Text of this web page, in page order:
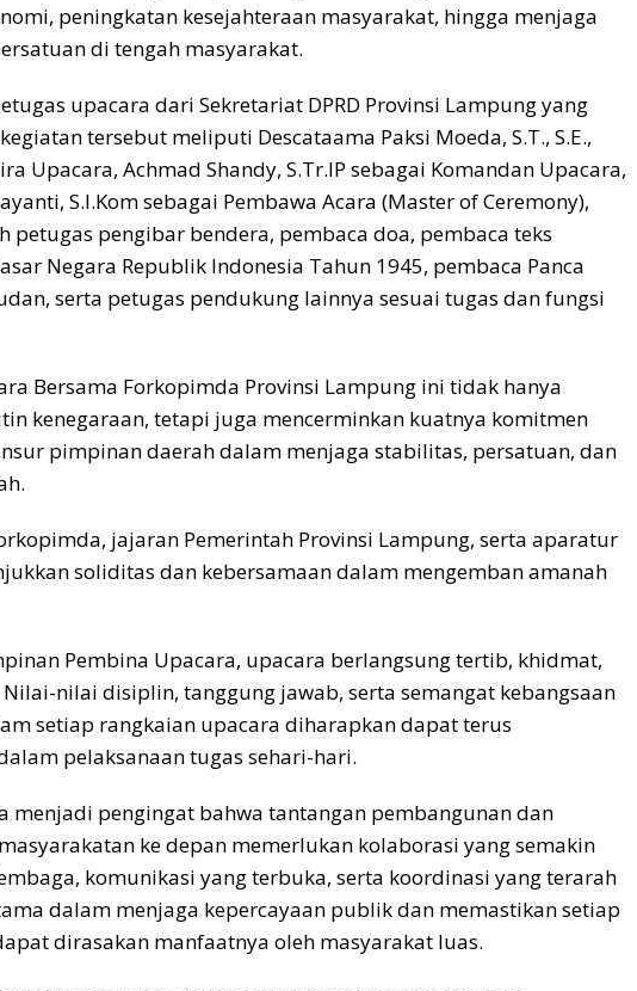
peningkatan kesejahteraan masyarakat, hingga menjaga
di tengah masyarakat.
upacara dari Sekretariat DPRD Provinsi Lampung yang
tersebut meliputi Descataama Paksi Moeda, S.T., S.E.,
Upacara, Achmad Shandy, S.Tr.IP sebagai Komandan Upacara,
S.I.Kom sebagai Pembawa Acara (Master of Ceremony),
petugas pengibar bendera, pembaca doa, pembaca teks
Negara Republik Indonesia Tahun 1945, pembaca Panca
serta petugas pendukung lainnya sesuai tugas dan fungsi
Bersama Forkopimda Provinsi Lampung ini tidak hanya
kenegaraan, tetapi juga mencerminkan kuatnya komitmen
pimpinan daerah dalam menjaga stabilitas, persatuan, dan
jajaran Pemerintah Provinsi Lampung, serta aparatur
soliditas dan kebersamaan dalam mengemban amanah
Pembina Upacara, upacara berlangsung tertib, khidmat,
nilai disiplin, tanggung jawab, serta semangat kebangsaan
setiap rangkaian upacara diharapkan dapat terus
pelaksanaan tugas sehari-hari.
menjadi pengingat bahwa tantangan pembangunan dan
ke depan memerlukan kolaborasi yang semakin
komunikasi yang terbuka, serta koordinasi yang terarah
dalam menjaga kepercayaan publik dan memastikan setiap
dirasakan manfaatnya oleh masyarakat luas.